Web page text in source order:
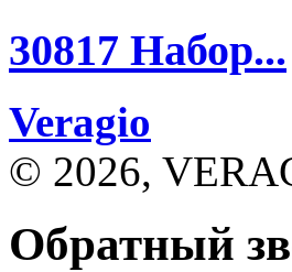
30817 Набор...
Veragio
© 2026,
Обратный